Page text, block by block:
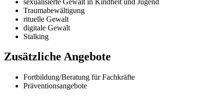
Traumabewältigung
rituelle Gewalt
digitale Gewalt
Stalking
Zusätzliche Angebote
Fortbildung/Beratung für Fachkräfte
Präventionsangebote